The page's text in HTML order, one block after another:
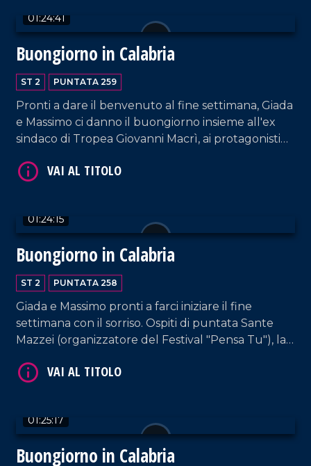
01:24:41
Buongiorno in Calabria
ST 2 PUNTATA 259
Pronti a dare il benvenuto al fine settimana, Giada
e Massimo ci danno il buongiorno insieme all'ex
sindaco di Tropea Giovanni Macrì, ai protagonisti
Pierfrancesco Giraldi, e Matteo Ferraro e Manuel
01:24:15
Buongiorno in Calabria
ST 2 PUNTATA 258
Giada e Massimo pronti a farci iniziare il fine
settimana con il sorriso. Ospiti di puntata Sante
Mazzei (organizzatore del Festival "Pensa Tu"), la
Francesca Alessia Cipparrone e "i_cannarelliz"
01:25:17
Buongiorno in Calabria
VAI AL TITOLO
VAI AL TITOLO
VAI AL TITOLO